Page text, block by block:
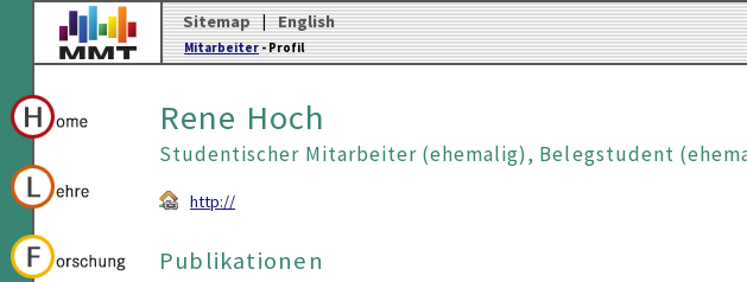
Sitemap | English
Mitarbeiter- Profil
Rene Hoch
Studentischer Mitarbeiter (ehemalig), Belegstudent
http://
Publikationen